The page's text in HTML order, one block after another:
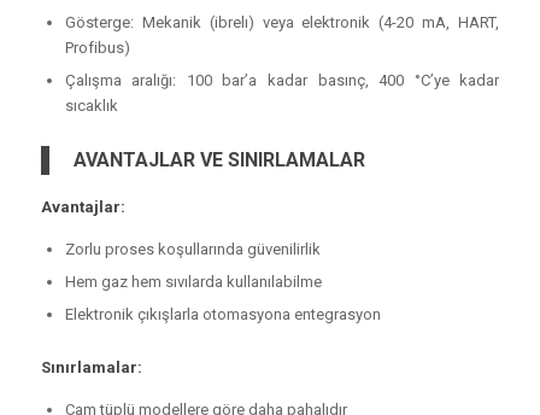
Gösterge: Mekanik (ibrelı) veya elektronik (4-20 mA, HART,
Profibus)
Çalışma aralığı: 100 bar’a kadar basınç, 400 °C’ye kadar
sıcaklık
AVANTAJLAR VE SINIRLAMALAR
Avantajlar:
Zorlu proses koşullarında güvenilirlik
Hem gaz hem sıvılarda kullanılabilme
Elektronik çıkışlarla otomasyona entegrasyon
Sınırlamalar:
Cam tüplü modellere göre daha pahalıdır